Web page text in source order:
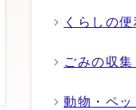
くらしの便
ごみの収
動物・ペッ